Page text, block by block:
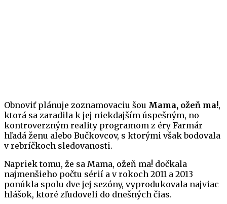
Obnoviť plánuje zoznamovaciu šou Mama, ožeň ma!,
ktorá sa zaradila k jej niekdajším úspešným, no
kontroverzným reality programom z éry Farmár
hľadá ženu alebo Bučkovcov, s ktorými však bodovala
v rebríčkoch sledovanosti.
Napriek tomu, že sa Mama, ožeň ma! dočkala
najmenšieho počtu sérií a v rokoch 2011 a 2013
ponúkla spolu dve jej sezóny, vyprodukovala najviac
hlášok, ktoré zľudoveli do dnešných čias.